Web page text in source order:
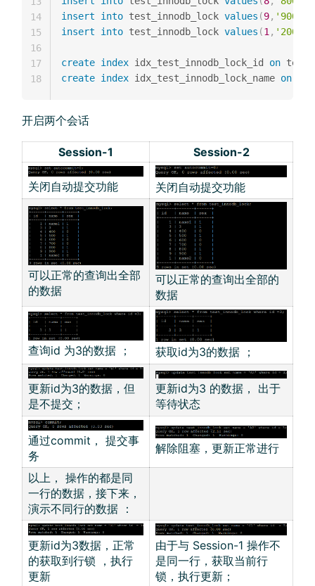
insert
into test_innodb_lock values (9, '900'
insert
into test_innodb_lock values (1 , '200'
create index idx_test_innodb_lock_id on
create index idx_test_innodb_lock_name on
14
15
16
17
18
开启两个会话
Session-1 Session-2
关闭自动提交功能 关闭自动提交功能
可以正常的查询出全部
的数据
可以正常的查询出全部的
数据
查询id 为3的数据 ； 获取id为3的数据 ；
更新id为3的数据，但
是不提交；
更新id为3 的数据， 出于
等待状态
通过commit， 提交事
务
解除阻塞，更新正常进行
以上， 操作的都是同
一行的数据，接下来，
演示不同行的数据 ：
更新id为3数据，正常
的获取到行锁 ，执行
更新
由于与 Session-1 操作不
是同一行，获取当前行
锁，执行更新；